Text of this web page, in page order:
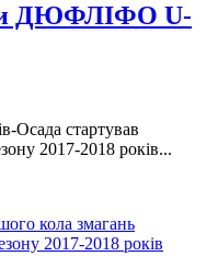
ДЮФЛІФО U-
Осада стартував
2017-2018 років...